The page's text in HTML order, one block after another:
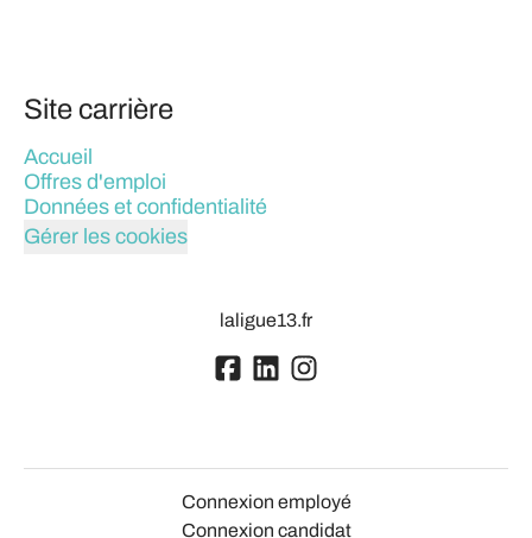
Site carrière
Accueil
Offres d'emploi
Données et confidentialité
Gérer les cookies
laligue13.fr
Connexion employé
Connexion candidat